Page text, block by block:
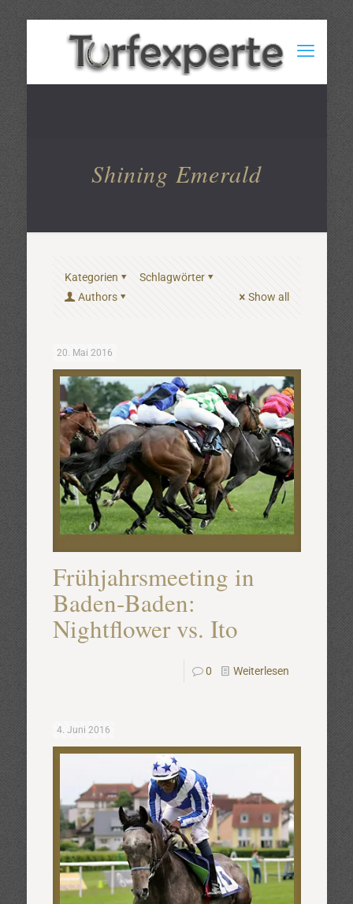
Shining Emerald
Kategorien
Schlagwörter
Authors
Show all
20. Mai 2016
Frühjahrsmeeting in
Baden-Baden:
Nightflower vs. Ito
0 Weiterlesen
4. Juni 2016